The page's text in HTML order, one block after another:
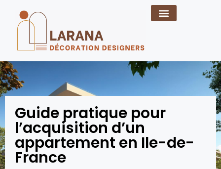
Guide pratique pour
l’acquisition d’un
appartement en Ile-de-
France